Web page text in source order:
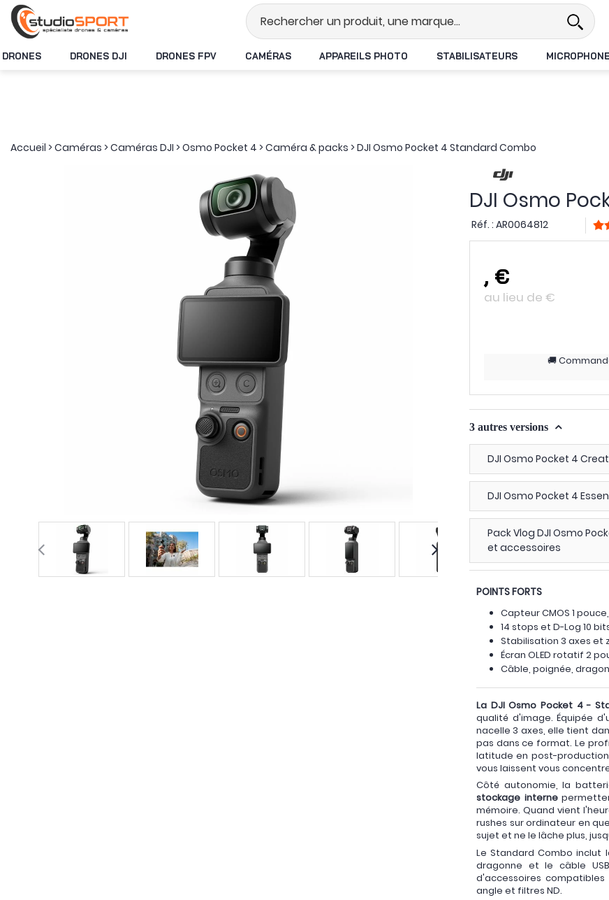
Stock en temps réel
DRONES DRONES DJI DRONES FPV CAMÉRAS APPAREILS PHOTO STABILISATEURS
Accueil >Caméras >Caméras DJI >Osmo Pocket 4 >Caméra & packs >DJI Osmo Pocket 4 Standard Combo
DJI Osmo
Réf. : AR0064812
, €
au lieu de €
3 autres versions
DJI Osmo Pocket 4
DJI Osmo Pocket 4
Pack Vlog DJI Osmo
et accessoires
POINTS FORTS
Capteur CMOS 1
14 stops et D-Log 10
Stabilisation 3 axes et
Écran OLED rotatif 2
Câble, poignée,
La DJI Osmo Pocket 4 -
qualité d'image. Équipée
nacelle 3 axes, elle tient
pas dans ce format. Le
latitude en post-
vous laissent vous
Côté autonomie, la
stockage interne
mémoire. Quand vient
rushes sur ordinateur en
sujet et ne le lâche plus,
Le Standard Combo
dragonne et le câble
d'accessoires
angle et filtres ND.